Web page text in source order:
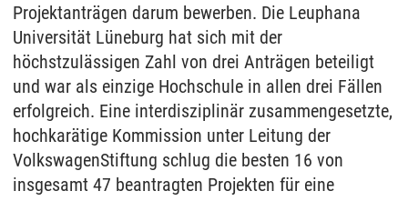
Projektanträgen darum bewerben. Die Leuphana
Universität Lüneburg hat sich mit der
höchstzulässigen Zahl von drei Anträgen beteiligt
und war als einzige Hochschule in allen drei Fällen
erfolgreich. Eine interdisziplinär zusammengesetzte,
hochkarätige Kommission unter Leitung der
VolkswagenStiftung schlug die besten 16 von
insgesamt 47 beantragten Projekten für eine